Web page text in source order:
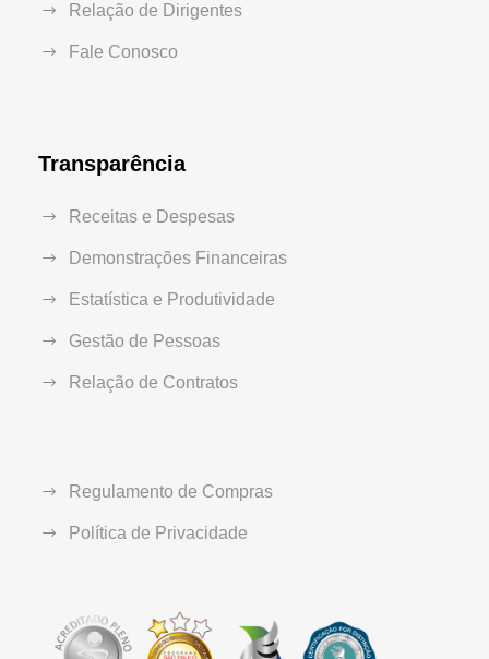
Relação de Dirigentes
Fale Conosco
Transparência
Receitas e Despesas
Demonstrações Financeiras
Estatística e Produtividade
Gestão de Pessoas
Relação de Contratos
Regulamento de Compras
Política de Privacidade